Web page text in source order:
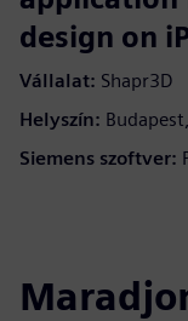
design on
Vállalat: Shapr3D
Helyszín:
Siemens szoftver: